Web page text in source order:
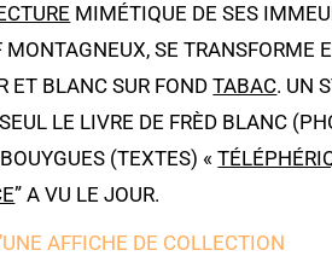
MIMÉTIQUE DE SES
MONTAGNEUX, SE TRANSFORME
ET BLANC SUR FONDTABAC. UN
LE LIVRE DE FRÈD BLANC
BOUYGUES (TEXTES) «
” A VU LE JOUR.
AFFICHE DE COLLECTION